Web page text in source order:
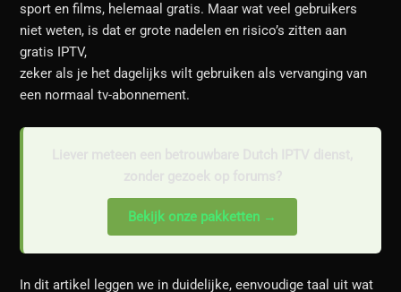
sport en films, helemaal gratis. Maar wat veel gebruikers
niet weten, is dat er grote nadelen en risico’s zitten aan
gratis IPTV,
zeker als je het dagelijks wilt gebruiken als vervanging van
een normaal tv-abonnement.
Bekijk onze pakketten →
In dit artikel leggen we in duidelijke, eenvoudige taal uit wat